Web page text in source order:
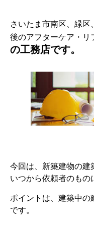
さいたま市南区、緑
後のアフターケア・リ
の工務店です。
今回は、新築建物の建
いつから依頼者のもの
ポイントは、建築中の
です。